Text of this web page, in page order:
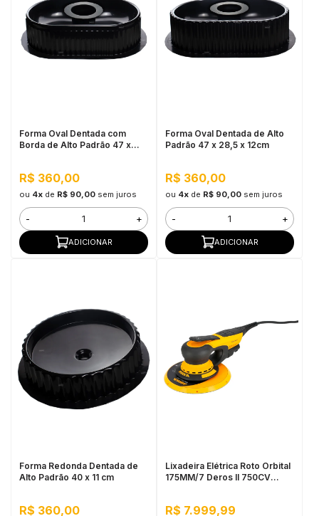
Forma Oval Dentada com
Borda de Alto Padrão 47 x
R$ 360,00
ou 4xde R$ 90,00 sem juros
- +
ADICIONAR
Forma Oval Dentada de Alto
Padrão 47 x 28,5 x 12cm
R$ 360,00
ou 4xde R$ 90,00 sem juros
- +
ADICIONAR
Forma Redonda Dentada de
Alto Padrão 40 x 11 cm
R$ 360,00
Lixadeira Elétrica Roto Orbital
175MM/7 Deros II 750CV
R$ 7.999,99